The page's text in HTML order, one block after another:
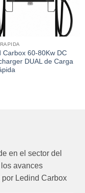
Carbox 60-80Kw DC
DUAL de Carga
en el sector del
avances
Ledind Carbox